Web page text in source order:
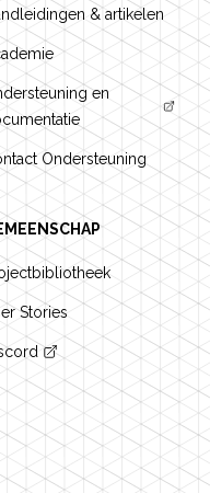
& artikelen
en
Ondersteuning
Stories